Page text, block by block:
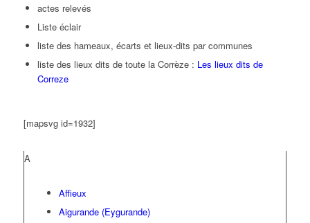
actes relevés
Liste éclair
liste des hameaux, écarts et lieux-dits par communes
liste des lieux dits de toute la Corrèze : Les lieux dits de
Correze
[mapsvg id=1932]
A
Affieux
Aigurande (Eygurande)